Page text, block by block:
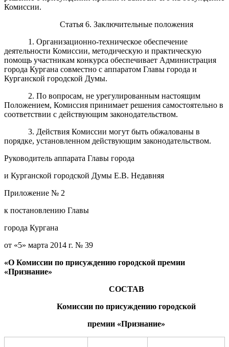
Комиссии.
Статья 6. Заключительные положения
1. Организационно-техническое обеспечение
деятельности Комиссии, методическую и практическую
помощь участникам конкурса обеспечивает Администрация
города Кургана совместно с аппаратом Главы города и
Курганской городской Думы.
2. По вопросам, не урегулированным настоящим
Положением, Комиссия принимает решения самостоятельно в
соответствии с действующим законодательством.
3. Действия Комиссии могут быть обжалованы в
порядке, установленном действующим законодательством.
Руководитель аппарата Главы города
и Курганской городской Думы Е.В. Недавняя
Приложение № 2
к постановлению Главы
города Кургана
от «5» марта 2014 г. № 39
«О Комиссии по присуждению городской премии
«Признание»
СОСТАВ
Комиссии по присуждению городской
премии «Признание»